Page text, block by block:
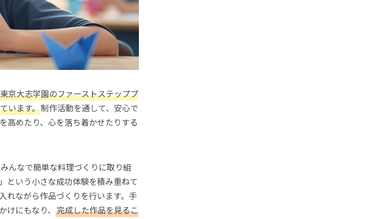
東京大志学園のファーストステッププ
います。制作活動を通して、安心で
高めたり、心を落ち着かせたりする
みんなで簡単な料理づくりに取り組
という小さな成功体験を積み重ねて
れながら作品づくりを行います。手
にもなり、 完成した作品を見るこ